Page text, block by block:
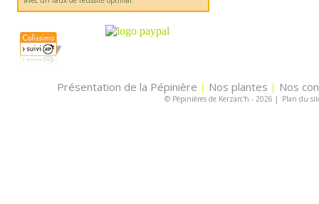
Présentation de la Pépinière | Nos plantes | Nos
© Pépinières de Kerzarc'h - 2026 | Plan du